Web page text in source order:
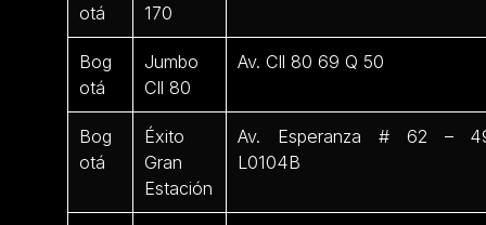
otá
170
Bog
otá
Jumbo
Cll 80
Av. Cll 80 69 Q 50
Bog
otá
Éxito
Gran
Estación
Av. Esperanza # 62 –
L0104B